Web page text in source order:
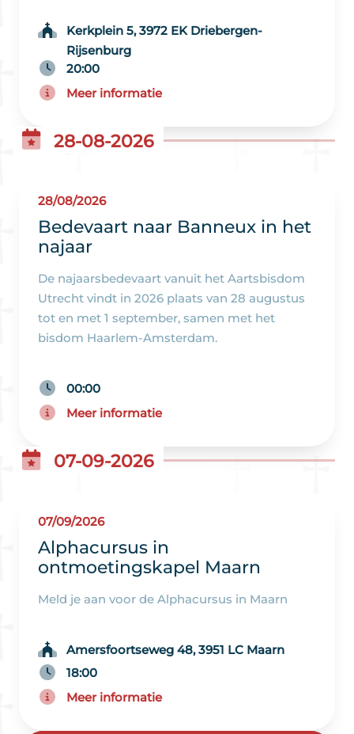
Kerkplein 5, 3972 EK Driebergen-
Rijsenburg
20:00
Meer informatie
28-08-2026
28/08/2026
Bedevaart naar Banneux in het
najaar
De najaarsbedevaart vanuit het Aartsbisdom
Utrecht vindt in 2026 plaats van 28 augustus
tot en met 1 september, samen met het
bisdom Haarlem-Amsterdam.
00:00
Meer informatie
07-09-2026
07/09/2026
Alphacursus in
ontmoetingskapel Maarn
Meld je aan voor de Alphacursus in Maarn
Amersfoortseweg 48, 3951 LC Maarn
18:00
Meer informatie